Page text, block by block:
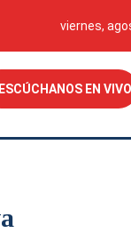
viernes,
ESCÚCHANOS EN VIVO